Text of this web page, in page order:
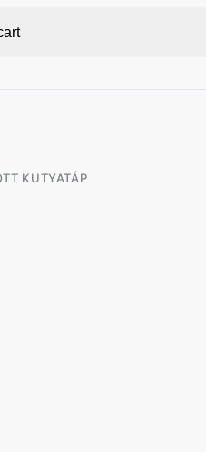
KUTYATÁP